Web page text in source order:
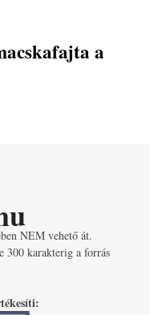
a
NEM vehető át.
300 karakterig a forrás